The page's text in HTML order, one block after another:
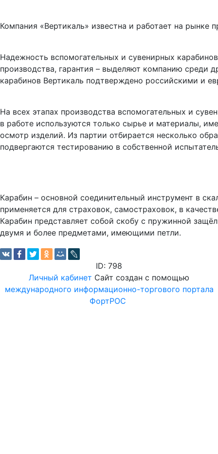
Компания «Вертикаль» известна и работает на рынке
Надежность вспомогательных и сувенирных
производства, гарантия – выделяют компанию среди
карабинов Вертикаль подтверждено российскими и
На всех этапах производства вспомогательных и
в работе используются только сырье и материалы,
осмотр изделий. Из партии отбирается несколько
подвергаются тестированию в собственной
Карабин – основной соединительный инструмент в
применяется для страховок, самостраховок, в
Карабин представляет собой скобу с пружинной
двумя и более предметами, имеющими петли.
ID: 798
Личный кабинет Сайт создан с помощью
международного информационно-торгового портала
ФортРОС